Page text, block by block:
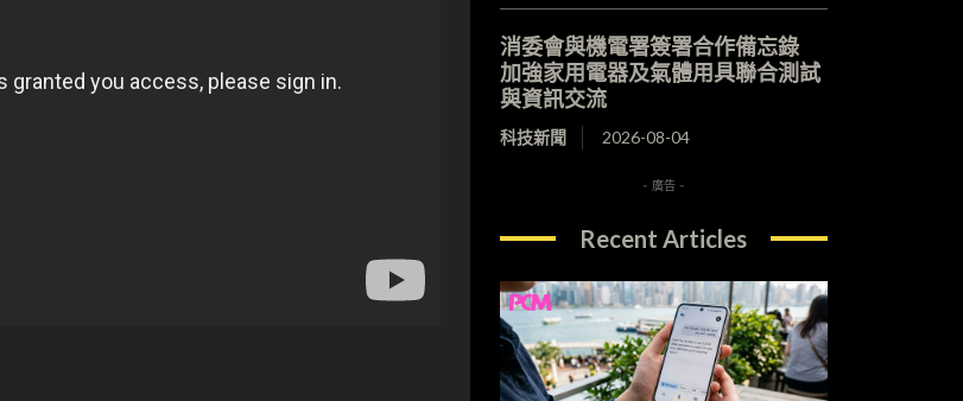
消委會與機電署簽署合作備忘錄
加強家用電器及氣體用具聯合測試
與資訊交流
科技新聞 2026-08-04
- 廣告 -
Recent Articles